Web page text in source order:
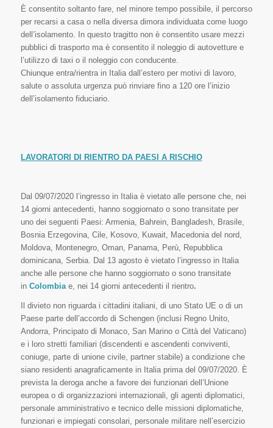
È consentito soltanto fare, nel minore tempo possibile, il percorso
per recarsi a casa o nella diversa dimora individuata come luogo
dell’isolamento. In questo tragitto non è consentito usare mezzi
pubblici di trasporto ma è consentito il noleggio di autovetture e
l’utilizzo di taxi o il noleggio con conducente.
Chiunque entra/rientra in Italia dall’estero per motivi di lavoro,
salute o assoluta urgenza può rinviare fino a 120 ore l’inizio
dell’isolamento fiduciario.
LAVORATORI DI RIENTRO DA PAESI A RISCHIO
Dal 09/07/2020 l’ingresso in Italia è vietato alle persone che, nei
14 giorni antecedenti, hanno soggiornato o sono transitate per
uno dei seguenti Paesi: Armenia, Bahrein, Bangladesh, Brasile,
Bosnia Erzegovina, Cile, Kosovo, Kuwait, Macedonia del nord,
Moldova, Montenegro, Oman, Panama, Perù, Repubblica
dominicana, Serbia. Dal 13 agosto è vietato l’ingresso in Italia
anche alle persone che hanno soggiornato o sono transitate
in Colombiae, nei 14 giorni antecedenti il rientro.
Il divieto non riguarda i cittadini italiani, di uno Stato UE o di un
Paese parte dell’accordo di Schengen (inclusi Regno Unito,
Andorra, Principato di Monaco, San Marino o Città del Vaticano)
e i loro stretti familiari (discendenti e ascendenti conviventi,
coniuge, parte di unione civile, partner stabile) a condizione che
siano residenti anagraficamente in Italia prima del 09/07/2020. È
prevista la deroga anche a favore dei funzionari dell’Unione
europea o di organizzazioni internazionali, gli agenti diplomatici,
personale amministrativo e tecnico delle missioni diplomatiche,
funzionari e impiegati consolari, personale militare nell’esercizio